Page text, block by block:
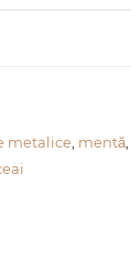
metalice, mentă,